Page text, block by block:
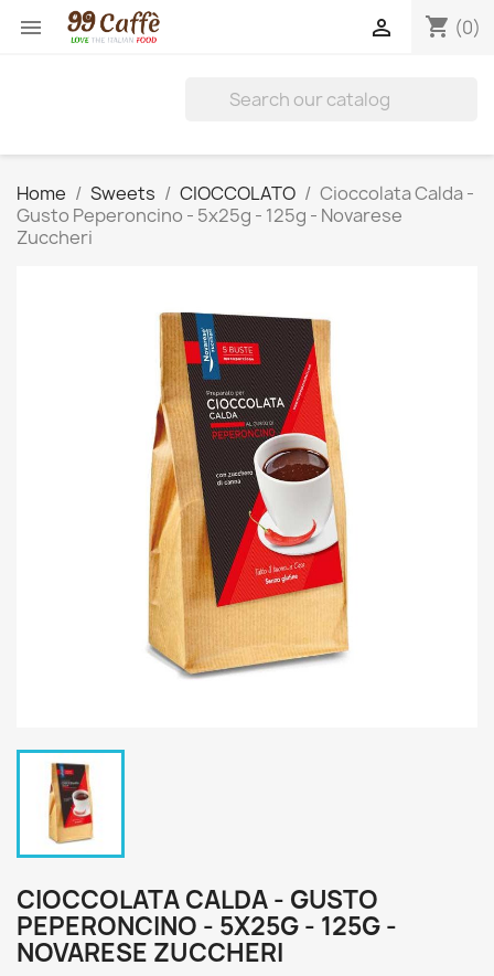
 shopping_cart (0)

Home Sweets CIOCCOLATO
Cioccolata Calda -
Gusto Peperoncino - 5x25g - 125g - Novarese
Zuccheri
CIOCCOLATA CALDA - GUSTO
PEPERONCINO - 5X25G - 125G -
NOVARESE ZUCCHERI